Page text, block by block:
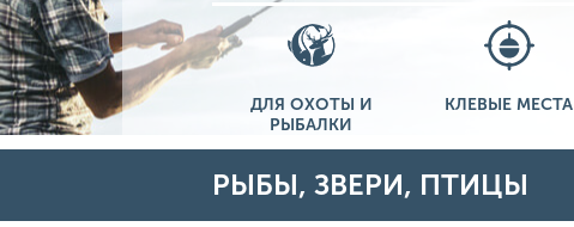
ДЛЯ ОХОТЫ И
РЫБАЛКИ
КЛЕВЫЕ МЕСТА
РЫБЫ, ЗВЕРИ, ПТИЦЫ